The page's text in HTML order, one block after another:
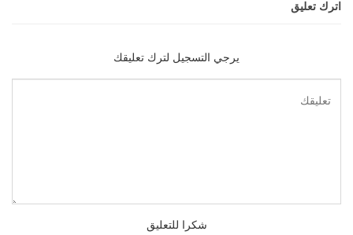
اترك تعليق
يرجي التسجيل لترك تعليقك
شكرا للتعليق